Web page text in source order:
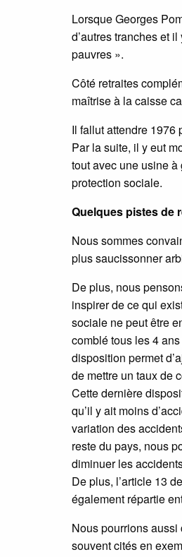
Lorsque Georges
d’autres tranches et
pauvres ».
Côté retraites
maîtrise à la caisse
Il fallut attendre 1976
Par la suite, il y eut
tout avec une usine
protection sociale.
Quelques pistes de
Nous sommes
plus saucissonner
De plus, nous
inspirer de ce qui
sociale ne peut être
comblé tous les 4
disposition permet
de mettre un taux de
Cette dernière
qu’il y ait moins
variation des
reste du pays, nous
diminuer les
De plus, l’article 13
également répartie
Nous pourrions aussi
souvent cités en